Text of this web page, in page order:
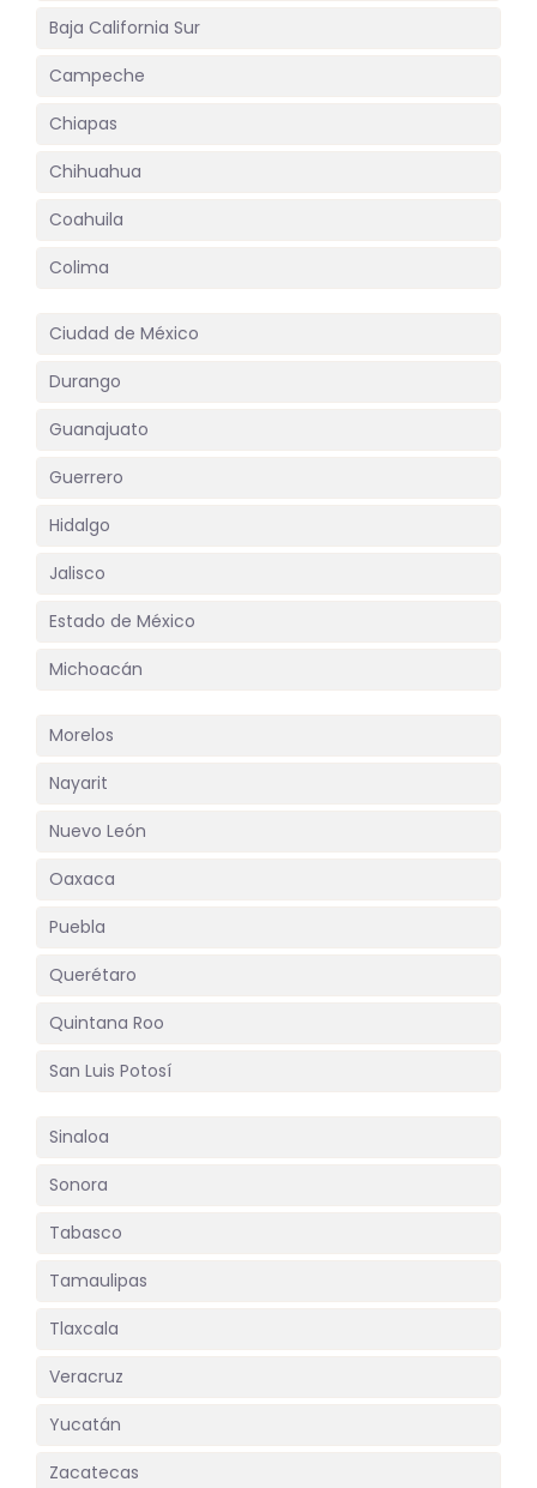
Baja California Sur
Campeche
Chiapas
Chihuahua
Coahuila
Colima
Ciudad de México
Durango
Guanajuato
Guerrero
Hidalgo
Jalisco
Estado de México
Michoacán
Morelos
Nayarit
Nuevo León
Oaxaca
Puebla
Querétaro
Quintana Roo
San Luis Potosí
Sinaloa
Sonora
Tabasco
Tamaulipas
Tlaxcala
Veracruz
Yucatán
Zacatecas